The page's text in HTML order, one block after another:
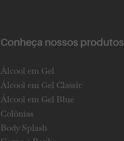
Conheça nossos produtos
Álcool em Gel
Álcool em Gel Classic
Álcool em Gel Blue
Colônias
Body Splash